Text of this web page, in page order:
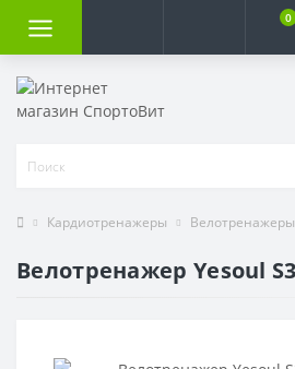
0
Кардиотренажеры Велотренажеры
Велотренажер Yesoul S3